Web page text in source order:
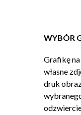
WYBÓR
Grafikę
własne
druk